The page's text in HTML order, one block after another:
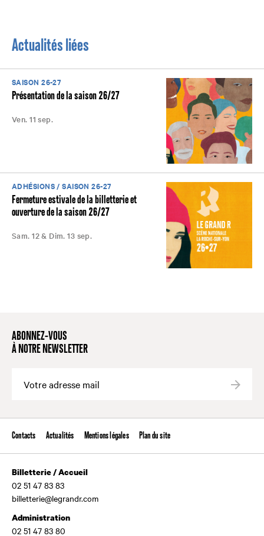
Actualités liées
SAISON 26-27
Présentation de la saison 26/27
Ven. 11 sep.
ADHÉSIONS / SAISON 26-27
Fermeture estivale de la billetterie et
ouverture de la saison 26/27
Sam. 12 & Dim. 13 sep.
ABONNEZ-VOUS
À NOTRE NEWSLETTER
Contacts Actualités Mentions légales Plan du site
Billetterie / Accueil
02 51 47 83 83
billetterie@legrandr.com
Administration
02 51 47 83 80